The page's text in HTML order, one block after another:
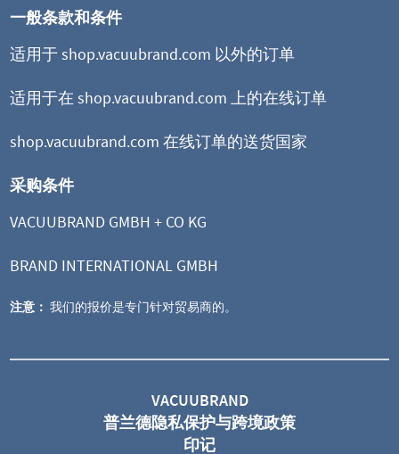
极限真空 1 mbar
一般条款和条件
适用于 shop.vacuubrand.com 以外的订单
适用于在 shop.vacuubrand.com 上的在线订单
shop.vacuubrand.com 在线订单的送货国家
采购条件
VACUUBRAND GMBH + CO KG
BRAND INTERNATIONAL GMBH
注意： 我们的报价是专门针对贸易商的。
VACUUBRAND
普兰德隐私保护与跨境政策
印记